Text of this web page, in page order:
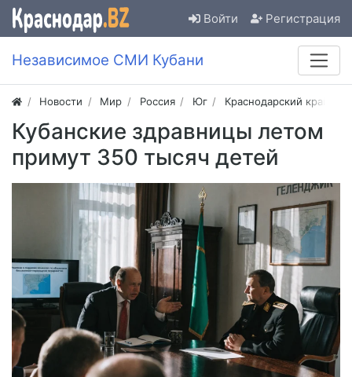
Войти Регистрация
Независимое СМИ Кубани
Новости Мир Россия Юг Краснодарский край
Кубанские здравницы летом
примут 350 тысяч детей